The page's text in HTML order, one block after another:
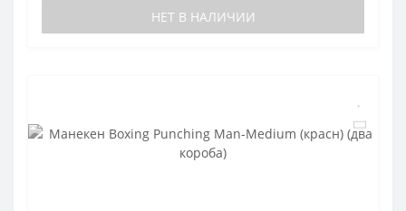
НЕТ В НАЛИЧИИ